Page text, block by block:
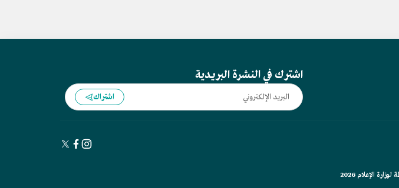
اشترك في النشرة البريدية
اشتراك
الإعلام 2026